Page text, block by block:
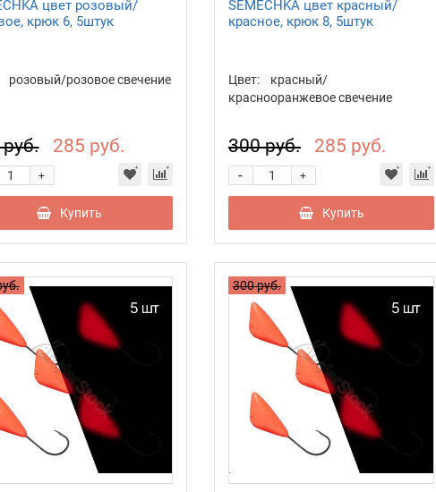
цвет розовый/
крюк 6, 5штук
розовый/розовое свечение
285 руб.
+
Купить
SEMECHKA цвет красный/
красное, крюк 8, 5штук
Цвет:
красный/
краснооранжевое свечение
300 руб. 285 руб.
+
-
Купить
300 руб.